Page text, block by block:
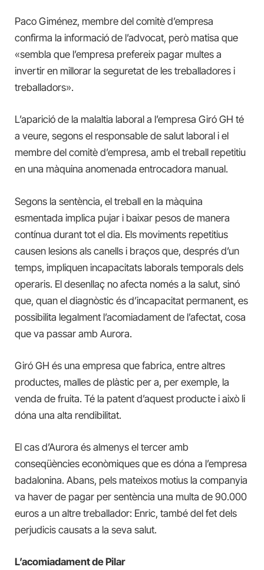
Paco Giménez, membre del comitè d’empresa
confirma la informació de l’advocat, però matisa que
«sembla que l’empresa prefereix pagar multes a
invertir en millorar la seguretat de les treballadores i
treballadors».
L’aparició de la malaltia laboral a l’empresa Giró GH té
a veure, segons el responsable de salut laboral i el
membre del comitè d’empresa, amb el treball repetitiu
en una màquina anomenada entrocadora manual.
Segons la sentència, el treball en la màquina
esmentada implica pujar i baixar pesos de manera
contínua durant tot el dia. Els moviments repetitius
causen lesions als canells i braços que, després d’un
temps, impliquen incapacitats laborals temporals dels
operaris. El desenllaç no afecta només a la salut, sinó
que, quan el diagnòstic és d’incapacitat permanent, es
possibilita legalment l’acomiadament de l’afectat, cosa
que va passar amb Aurora.
Giró GH és una empresa que fabrica, entre altres
productes, malles de plàstic per a, per exemple, la
venda de fruita. Té la patent d’aquest producte i això li
dóna una alta rendibilitat.
El cas d’Aurora és almenys el tercer amb
conseqüències econòmiques que es dóna a l’empresa
badalonina. Abans, pels mateixos motius la companyia
va haver de pagar per sentència una multa de 90.000
euros a un altre treballador: Enric, també del fet dels
perjudicis causats a la seva salut.
L’acomiadament de Pilar